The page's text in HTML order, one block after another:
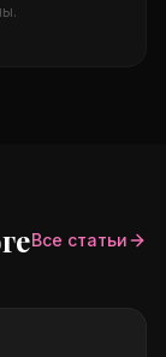
Все статьи